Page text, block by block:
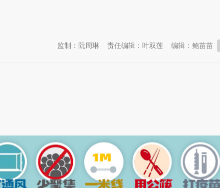
编辑：鲍苗苗
责任编辑：叶双莲
监制：阮周琳